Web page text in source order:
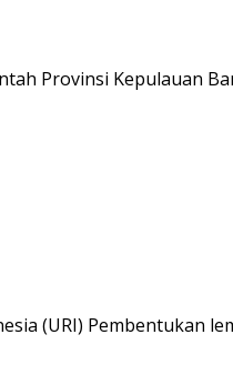
Provinsi Kepulauan
(URI) Pembentukan